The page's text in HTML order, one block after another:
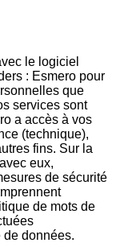
le logiciel
: Esmero pour
que
services sont
a accès à vos
(technique),
fins. Sur la
eux,
de sécurité
de mots de
de données.